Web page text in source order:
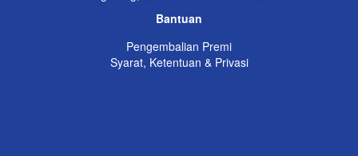
Bantuan
Pengembalian Premi
Syarat, Ketentuan & Privasi